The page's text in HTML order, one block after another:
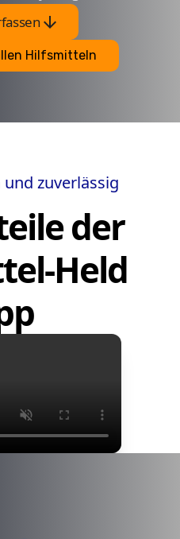
arrow_downward
Hilfsmitteln
zuverlässig
der
Held